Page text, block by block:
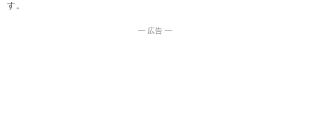
す。
― 広告 ―